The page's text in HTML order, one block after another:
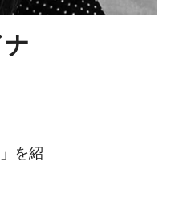
ナ
」を紹